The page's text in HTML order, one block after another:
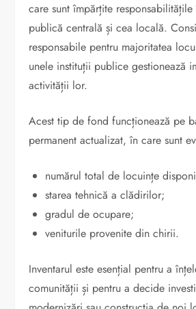
care sunt împărțite
publică centrală și cea locală.
responsabile pentru majoritatea
unele instituții publice gestionează
activității lor.
Acest tip de fond funcționează pe
permanent actualizat, în care sunt
numărul total de locuințe
starea tehnică a clădirilor;
gradul de ocupare;
veniturile provenite din chirii.
Inventarul este esențial pentru a
comunității și pentru a decide